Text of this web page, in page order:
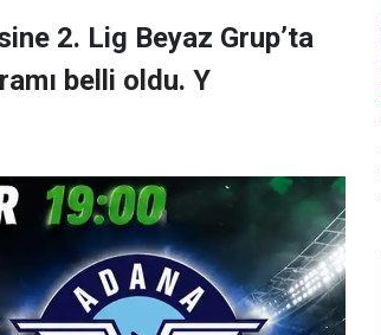
2. Lig Beyaz Grup’ta
belli oldu. Y